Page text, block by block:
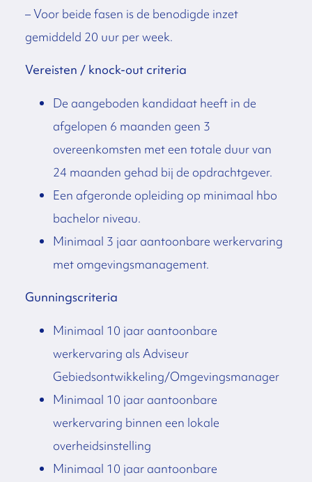
– Voor beide fasen is de benodigde inzet
gemiddeld 20 uur per week.
Vereisten / knock-out criteria
De aangeboden kandidaat heeft in de
afgelopen 6 maanden geen 3
overeenkomsten met een totale duur van
24 maanden gehad bij de opdrachtgever.
Een afgeronde opleiding op minimaal hbo
bachelor niveau.
Minimaal 3 jaar aantoonbare werkervaring
met omgevingsmanagement.
Gunningscriteria
Minimaal 10 jaar aantoonbare
werkervaring als Adviseur
Gebiedsontwikkeling/Omgevingsmanager
Minimaal 10 jaar aantoonbare
werkervaring binnen een lokale
overheidsinstelling
Minimaal 10 jaar aantoonbare